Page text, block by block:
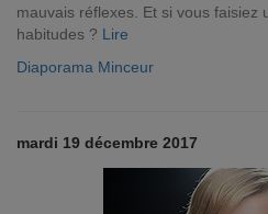
mauvais réflexes. Et si vous faisiez
habitudes ? Lire
Diaporama Minceur
mardi 19 décembre 2017